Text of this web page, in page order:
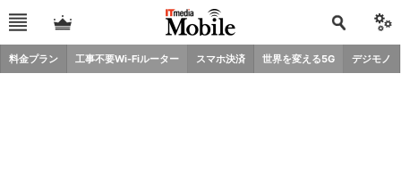
料金プラン 工事不要Wi-Fiルーター スマホ決済 世界を変える5G デジモノ